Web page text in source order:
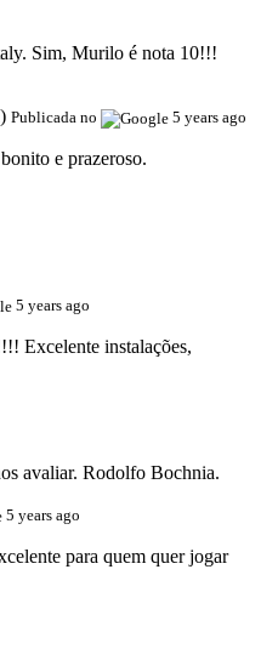
Sim, Murilo é nota 10!!!
Publicada no 5 years ago
e prazeroso.
5 years ago
Excelente instalações,
avaliar. Rodolfo Bochnia.
5 years ago
para quem quer jogar